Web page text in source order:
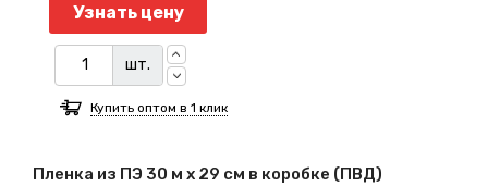
Пленка из ПЭ 30 м х 29 см в коробке (ПВД)
Узнать цену
шт.
Купить оптом в 1 клик